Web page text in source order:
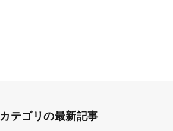
カテゴリの最新記事